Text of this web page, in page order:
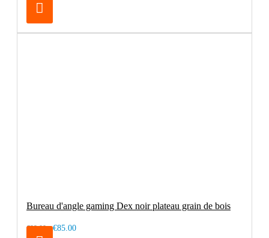
Bureau d'angle gaming Dex noir plateau grain de bois
€99.00 €85.00